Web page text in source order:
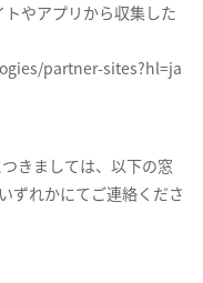
トやアプリから収集した
partner-sites?hl=ja
きましては、以下の窓
ずれかにてご連絡くださ